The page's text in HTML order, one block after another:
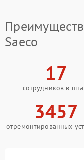
Saeco
17
сотрудников в
3457
отремонтированных